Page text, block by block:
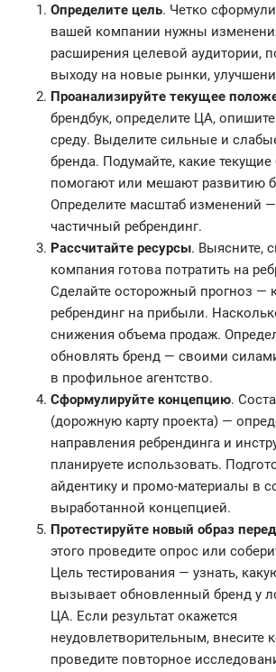
Определите цель. Четко
вашей компании нужны
расширения целевой аудитории,
выходу на новые рынки,
Проанализируйте текущее
брендбук, определите ЦА,
среду. Выделите сильные и
бренда. Подумайте, какие
помогают или мешают развитию
Определите масштаб изменений
частичный ребрендинг.
Рассчитайте ресурсы. Выясните,
компания готова потратить на
Сделайте осторожный прогноз —
ребрендинг на прибыли.
снижения объема продаж.
обновлять бренд — своими
в профильное агентство.
Сформулируйте концепцию.
(дорожную карту проекта) —
направления ребрендинга и
планируете использовать.
айдентику и промо-материалы в
выработанной концепцией.
Протестируйте новый образ
этого проведите опрос или
Цель тестирования — узнать,
вызывает обновленный бренд у
ЦА. Если результат окажется
неудовлетворительным, внесите
проведите повторное